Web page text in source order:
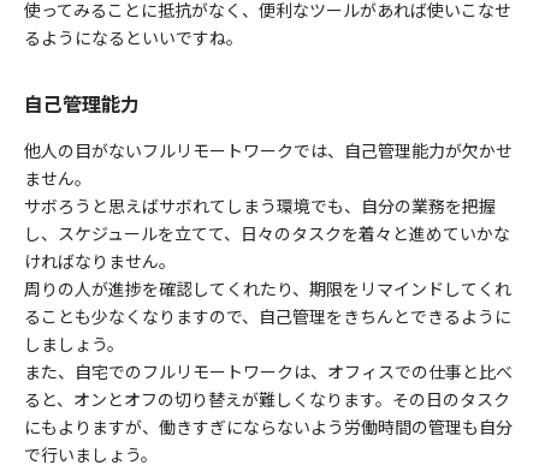
使ってみることに抵抗がなく、便利なツールがあれば使いこなせ
るようになるといいですね。
自己管理能力
他人の目がないフルリモートワークでは、自己管理能力が欠かせ
ません。
サボろうと思えばサボれてしまう環境でも、自分の業務を把握
し、スケジュールを立てて、日々のタスクを着々と進めていかな
ければなりません。
周りの人が進捗を確認してくれたり、期限をリマインドしてくれ
ることも少なくなりますので、自己管理をきちんとできるように
しましょう。
また、自宅でのフルリモートワークは、オフィスでの仕事と比べ
ると、オンとオフの切り替えが難しくなります。その日のタスク
にもよりますが、働きすぎにならないよう労働時間の管理も自分
で行いましょう。